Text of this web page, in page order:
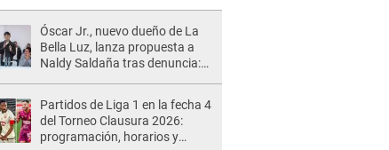
Óscar Jr., nuevo dueño de La
Bella Luz, lanza propuesta a
Naldy Saldaña tras denuncia:
Partidos de Liga 1 en la fecha 4
del Torneo Clausura 2026:
programación, horarios y